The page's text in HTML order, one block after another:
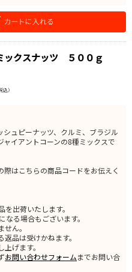
ックスナッツ ５００ｇ
込）
ュピーナッツ、クルミ、ブラジル
イアントコーンの8種ミックスで
はこちらの商品コードをお伝えく
出荷いたします。
る場合もございます。
ん。
品は受けかねます。
げます。
お問い合わせフォームまでお問い合